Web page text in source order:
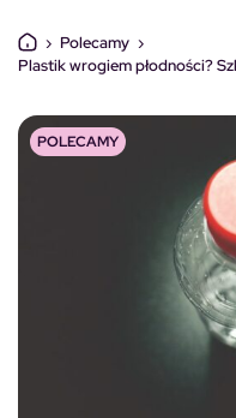
› Polecamy ›
Plastik wrogiem płodności?
POLECAMY